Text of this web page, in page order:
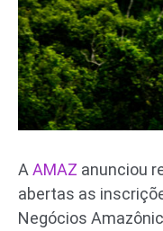
A AMAZ anunciou
abertas as
Negócios